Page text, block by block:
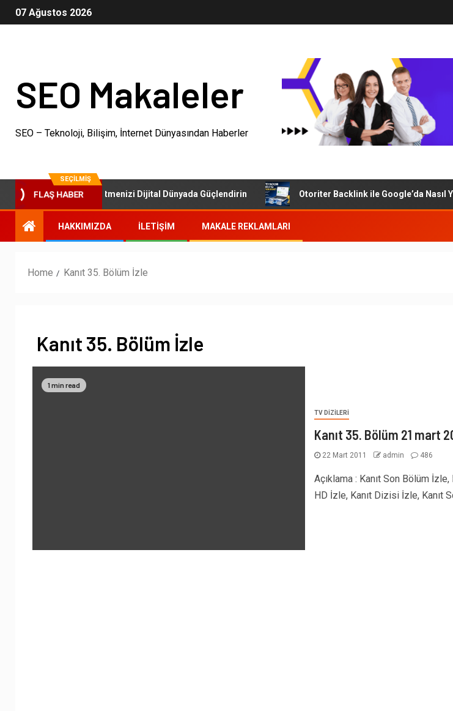
07 Ağustos 2026
SEO Makaleler
SEO – Teknoloji, Bilişim, İnternet Dünyasından Haberler
SEÇILMIŞ
FLAŞ HABER
SEO Paketleri: İşletmenizi Dijital Dünyada Güçlendirin Otoriter Backlink ile Google’da Nasıl
HAKKIMIZDA İLETIŞIM MAKALE REKLAMLARI
Home Kanıt 35. Bölüm İzle
Kanıt 35. Bölüm İzle
1 min read
TV DIZILERI
Kanıt 35. Bölüm 21 mart
22 Mart 2011 admin 486
Açıklama : Kanıt Son Bölüm
HD İzle, Kanıt Dizisi İzle, Kanıt